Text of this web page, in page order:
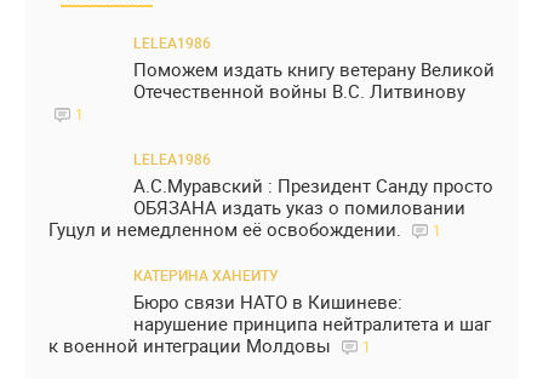
LELEA1986
Поможем издать книгу ветерану Великой
Отечественной войны В.С. Литвинову
1
LELEA1986
А.С.Муравский : Президент Санду просто
ОБЯЗАНА издать указ о помиловании
Гуцул и немедленном её освобождении.
1
КАТЕРИНА ХАНЕИТУ
Бюро связи НАТО в Кишиневе:
нарушение принципа нейтралитета и шаг
к военной интеграции Молдовы
1